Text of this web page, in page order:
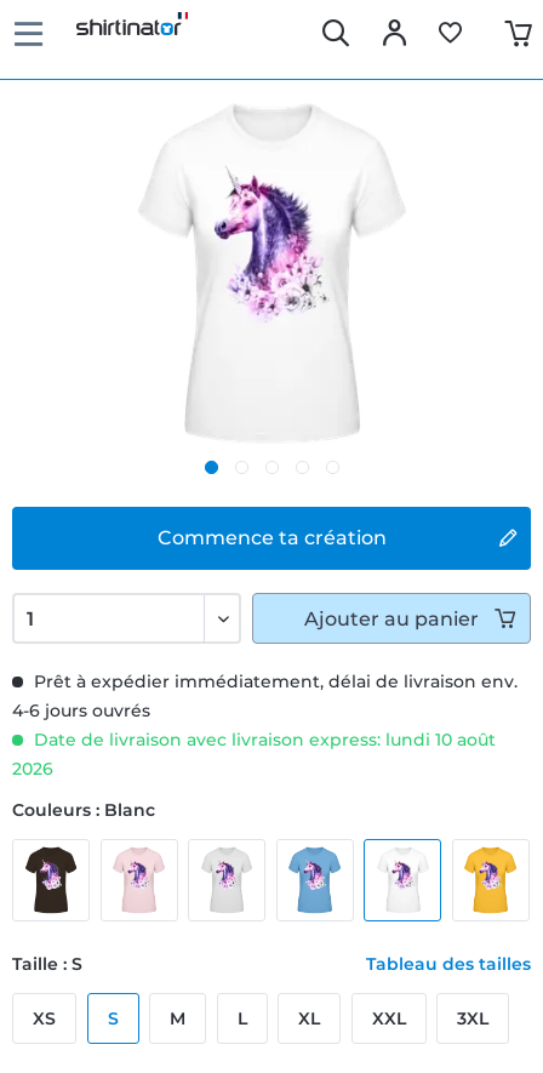
Commence ta création
Prêt à expédier immédiatement, délai de livraison env.
4-6 jours ouvrés
Date de livraison avec livraison express: lundi 10 août
2026
Couleurs : Blanc
Taille : S Tableau des tailles
XS S M L XL XXL 3XL
Ajouter au panier